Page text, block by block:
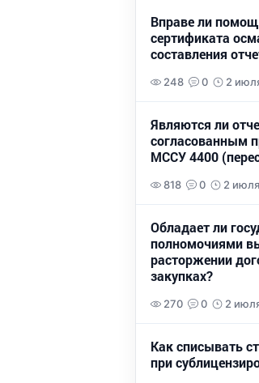
Вправе ли
сертификата
составления
248 0 2
Являются ли
согласованным
МССУ 4400
818 0 2
Обладает ли
полномочиями
расторжении
закупках?
270 0 2
Как списывать
при